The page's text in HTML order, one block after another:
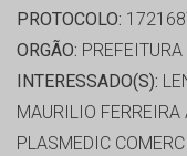
PROTOCOLO:
ORGÃO:
INTERESSADO(S):
MAURILIO
PLASMEDIC